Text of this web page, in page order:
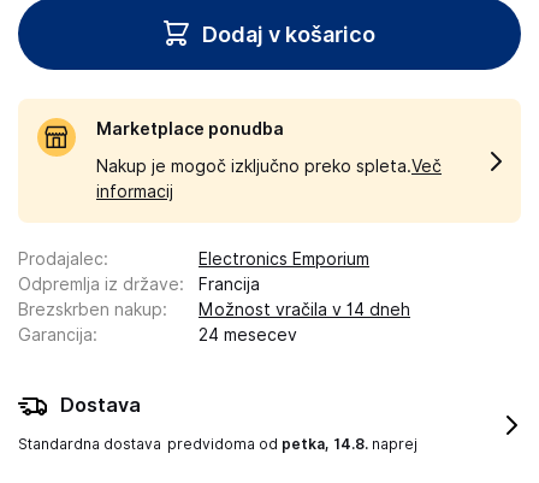
Dodaj v košarico
Marketplace ponudba
Nakup je mogoč izključno preko spleta.Več
informacij
Prodajalec:
Electronics Emporium
Odpremlja iz države:
Francija
Brezskrben nakup:
Možnost vračila v 14 dneh
Garancija: 24 mesecev
Dostava
Standardna dostava predvidoma od petka, 14.8. naprej